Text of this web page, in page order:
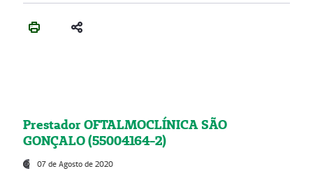
Prestador OFTALMOCLÍNICA SÃO
GONÇALO (55004164-2)
07 de Agosto de 2020